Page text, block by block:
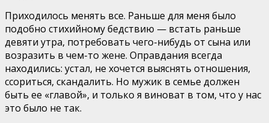
Приходилось менять все. Раньше для меня было
подобно стихийному бедствию — встать раньше
девяти утра, потребовать чего-нибудь от сына или
возразить в чем-то жене. Оправдания всегда
находились: устал, не хочется выяснять отношения,
ссориться, скандалить. Но мужик в семье должен
быть ее «главой», и только я виноват в том, что у нас
это было не так.